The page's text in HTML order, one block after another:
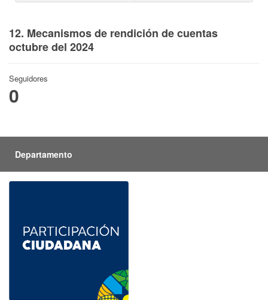
12. Mecanismos de rendición de cuentas
octubre del 2024
Seguidores
0
Departamento